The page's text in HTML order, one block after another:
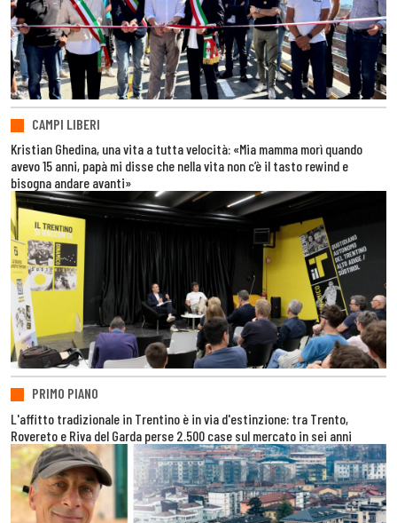
CAMPI LIBERI
Kristian Ghedina, una vita a tutta velocità: «Mia mamma morì quando
avevo 15 anni, papà mi disse che nella vita non c’è il tasto rewind e
bisogna andare avanti»
PRIMO PIANO
L'affitto tradizionale in Trentino è in via d'estinzione: tra Trento,
Rovereto e Riva del Garda perse 2.500 case sul mercato in sei anni